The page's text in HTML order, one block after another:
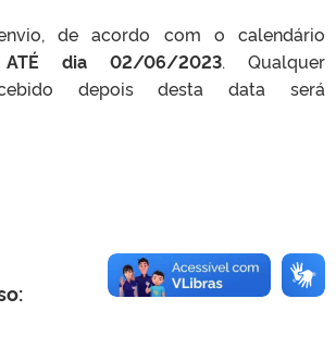
de acordo com o calendário
ATÉ dia 02/06/2023. Qualquer
depois desta data será